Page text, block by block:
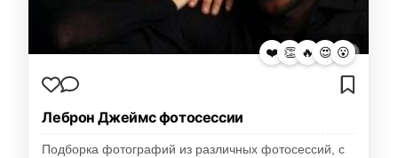
❤️ 👏 🔥 😍 😮
Леброн Джеймс фотосессии
Подборка фотографий из различных фотосессий, с